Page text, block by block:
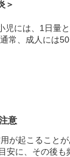
＞
児には、1日量
常、成人には
意
が起こること
安に、その後も